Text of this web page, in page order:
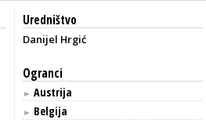
Uredništvo
Danijel Hrgić
Ogranci
► Austrija
► Belgija